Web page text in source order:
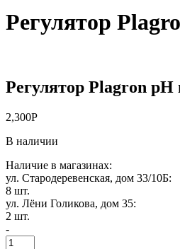
Регулятор
Регулятор Plagron pH
2,300Р
В наличии
Наличие в магазинах:
ул. Стародеревенская, дом 33/10Б:
8 шт.
ул. Лёни Голикова, дом 35:
2 шт.
-